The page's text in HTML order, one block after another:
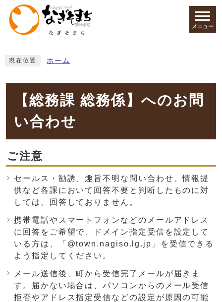
ページの先頭です
メニュー
現在位置 ホーム
【総務課 総務係】へのお問
い合わせ
ご注意
セールス・勧誘、趣旨不明な問い合わせ、情報提
供など各課において回答不要と判断したものに対
しては、回答しておりません。
携帯電話やスマートフォンなどのメールアドレス
に回答をご希望で、ドメイン指定受信を設定して
いる方は、「@town.nagiso.lg.jp」を受信できる
よう指定してください。
メール送信後、町から受信完了メールが届きま
す。届かない場合は、パソコンからのメール受信
拒否やアドレス指定受信などの設定が原因の可能